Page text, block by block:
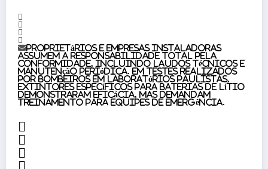
Proprietários e empresas instaladoras
assumem a responsabilidade total pela
conformidade, incluindo laudos técnicos e
manutenção periódica. Em testes realizados
por bombeiros em laboratórios paulistas,
extintores específicos para baterias de lítio
demonstraram eficácia, mas demandam
treinamento para equipes de emergência.